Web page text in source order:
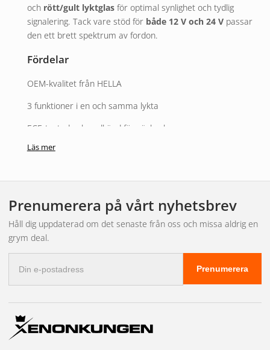
och rött/gult lyktglasför optimal synlighet och tydlig
signalering. Tack vare stöd för både 12 V och 24 Vpassar
den ett brett spektrum av fordon.
Fördelar
OEM-kvalitet från HELLA
3 funktioner i en och samma lykta
ECE-testad och godkänd för vägbruk
Robust konstruktion –
Montering och demontering ska utföras av
specialistpersonal
Artikelinformation
Referenser: 2SD357033001, 357033001, E91966
Läs mer
Prenumerera på vårt nyhetsbrev
Håll dig uppdaterad om det senaste från oss och missa aldrig en
grym deal.
postadress
Prenumerera